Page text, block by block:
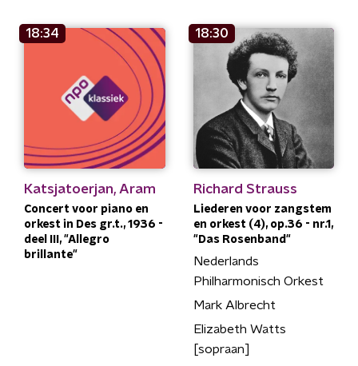
18:34
Katsjatoerjan, Aram
Concert voor piano en
orkest in Des gr.t., 1936 -
deel III, "Allegro
brillante"
18:30
Richard Strauss
Liederen voor zangstem
en orkest (4), op.36 - nr.1,
"Das Rosenband"
Nederlands
Philharmonisch Orkest
Mark Albrecht
Elizabeth Watts
[sopraan]